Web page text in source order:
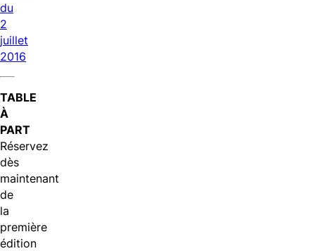
du
2
juillet
2016
TABLE
À
PART
Réservez
dès
maintenant
de
la
première
édition